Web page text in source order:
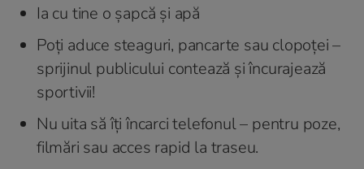
Ia cu tine o șapcă și apă
Poți aduce steaguri, pancarte sau clopoței –
sprijinul publicului contează și încurajează
sportivii!
Nu uita să îți încarci telefonul – pentru poze,
filmări sau acces rapid la traseu.